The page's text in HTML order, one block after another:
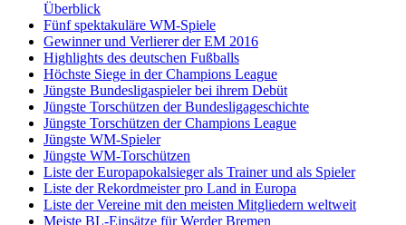
Überblick
Fünf spektakuläre WM-Spiele
Gewinner und Verlierer der EM 2016
Highlights des deutschen Fußballs
Höchste Siege in der Champions League
Jüngste Bundesligaspieler bei ihrem Debüt
Jüngste Torschützen der Bundesligageschichte
Jüngste Torschützen der Champions League
Jüngste WM-Spieler
Jüngste WM-Torschützen
Liste der Europapokalsieger als Trainer und als Spieler
Liste der Rekordmeister pro Land in Europa
Liste der Vereine mit den meisten Mitgliedern weltweit
Meiste BL-Einsätze für Werder Bremen